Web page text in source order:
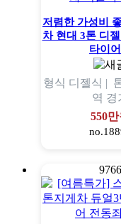
저렴한 가성비
차 현대 3톤 디
타이
형식 디젤식 |
역 경
550만
9766